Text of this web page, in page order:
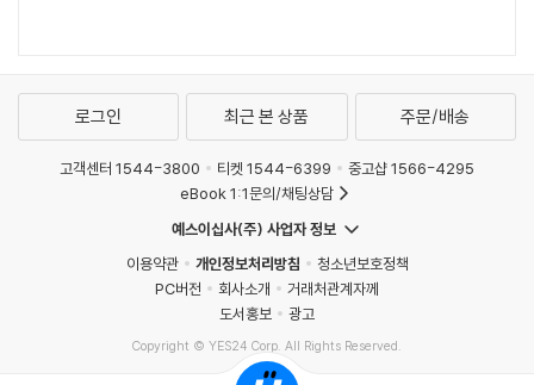
로그인 최근 본 상품 주문/배송
고객센터 1544-3800 티켓 1544-6399
중고샵 1566-4295
eBook 1:1문의/채팅상담
예스이십사(주) 사업자 정보
이용약관
개인정보처리방침
청소년보호정책
PC버전
회사소개
거래처관계자께
도서홍보
광고
Copyright © YES24 Corp. All Rights Reserved.